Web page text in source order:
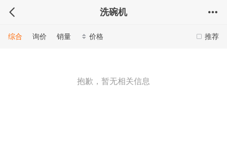
洗碗机
推荐
综合 询价 销量 价格
抱歉，暂无相关信息